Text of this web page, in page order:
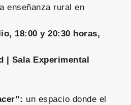
enseñanza rural en
18:00 y 20:30 horas,
| Sala Experimental
un espacio donde el